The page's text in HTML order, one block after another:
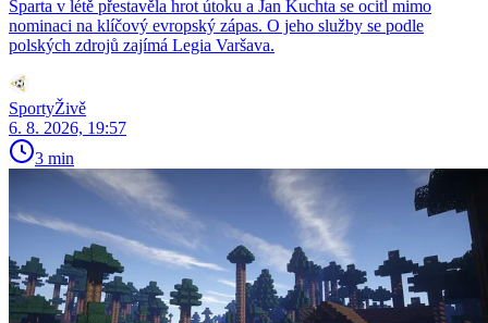
Sparta v létě přestavěla hrot útoku a Jan Kuchta se ocitl mimo
nominaci na klíčový evropský zápas. O jeho služby se podle
polských zdrojů zajímá Legia Varšava.
SportyŽivě
6. 8. 2026, 19:57
3 min